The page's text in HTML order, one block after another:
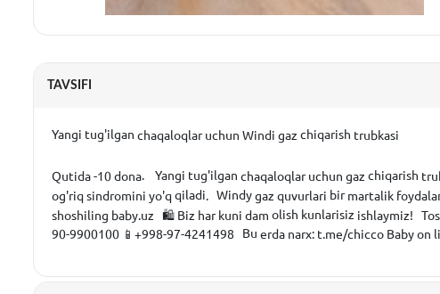
TAVSIFI
Yangi tug'ilgan chaqaloqlar uchun Windi gaz chiqarish trubkasi
Qutida-10dona. Yangi tug'ilgan chaqaloqlar uchun gaz chiqarish
og'riqsindromini yo'qqiladi. Windygaz quvurlari birmartalik
shoshiling baby.uz 🛍 Biz har kuni dam olish kunlarisiz ishlaymiz!
90-9900100 📱+998-97-4241498 Bu erda narx: t.me/chicco Babyon